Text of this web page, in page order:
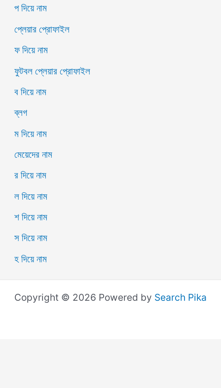
প দিয়ে নাম
প্লেয়ার প্রোফাইল
ফ দিয়ে নাম
ফুটবল প্লেয়ার প্রোফাইল
ব দিয়ে নাম
ব্লগ
ম দিয়ে নাম
মেয়েদের নাম
র দিয়ে নাম
ল দিয়ে নাম
শ দিয়ে নাম
স দিয়ে নাম
হ দিয়ে নাম
Copyright © 2026 Powered by Search Pika